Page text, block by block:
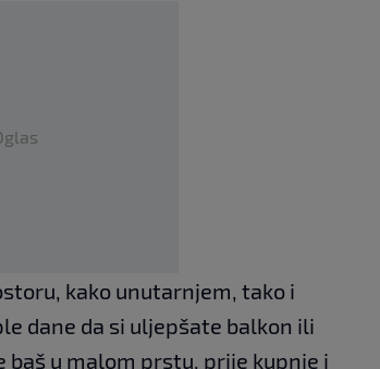
kako unutarnjem, tako i
dane da si uljepšate balkon ili
u malom prstu, prije kupnje i